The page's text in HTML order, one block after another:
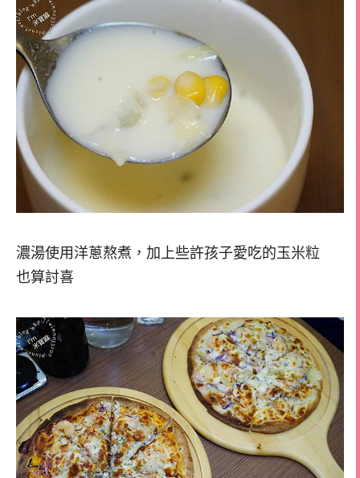
濃湯使用洋蔥熬煮，加上些許孩子愛吃的玉米粒
也算討喜